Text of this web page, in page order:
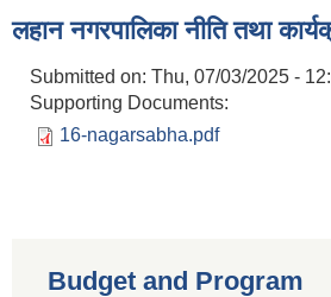
लहान नगरपालिका नीति तथा
Submitted on: Thu, 07/03/2025 -
Supporting Documents:
16-nagarsabha.pdf
Budget and Program